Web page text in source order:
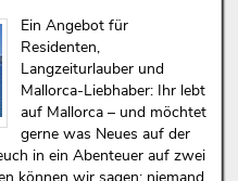
Ein Angebot für
Residenten,
Langzeiturlauber und
Mallorca-Liebhaber: Ihr lebt
auf Mallorca – und möchtet
gerne was Neues auf der
in ein Abenteuer auf zwei